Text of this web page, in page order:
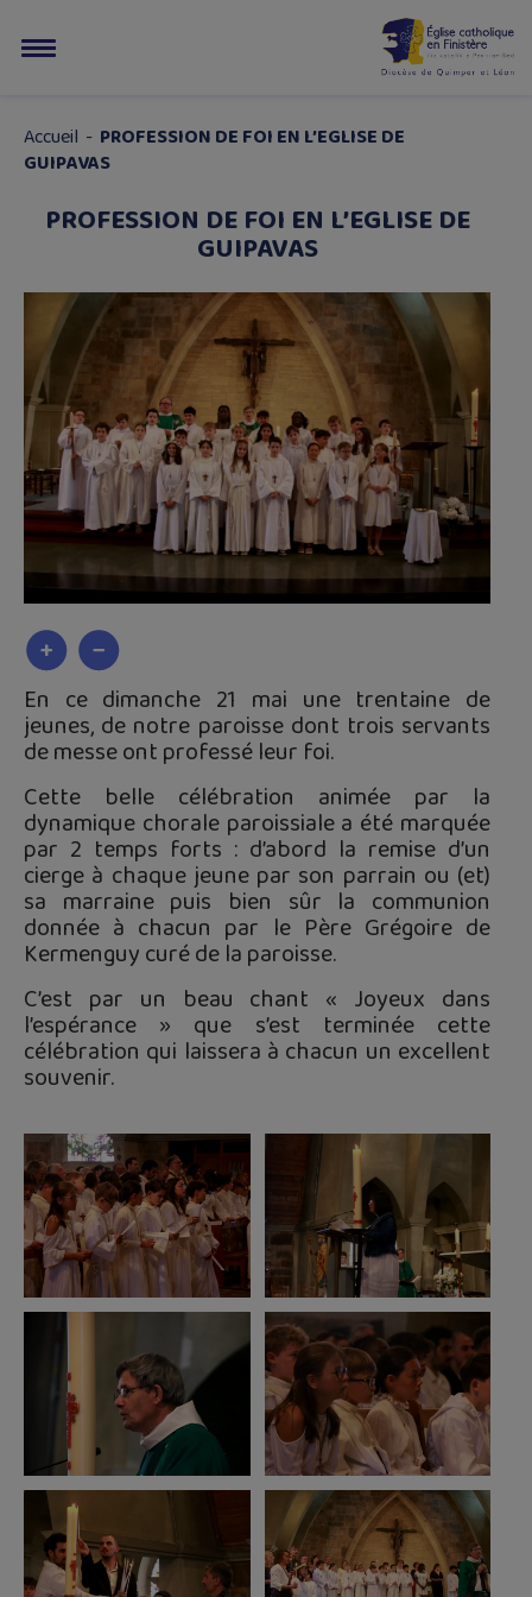
Accueil - PROFESSION DE FOI EN L’EGLISE DE
GUIPAVAS
PROFESSION DE FOI EN L’EGLISE DE
GUIPAVAS
En ce dimanche 21 mai une trentaine de
jeunes, de notre paroisse dont trois servants
de messe ont professé leur foi.
Cette belle célébration animée par la
dynamique chorale paroissiale a été marquée
par 2 temps forts : d’abord la remise d’un
cierge à chaque jeune par son parrain ou (et)
sa marraine puis bien sûr la communion
donnée à chacun par le Père Grégoire de
Kermenguy curé de la paroisse.
C’est par un beau chant « Joyeux dans
l’espérance » que s’est terminée cette
célébration qui laissera à chacun un excellent
souvenir.